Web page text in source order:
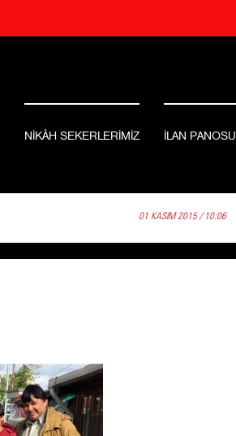
NİKÂH SEKERLERİMİZ İLAN PANOSU
01 KASIM 2015 / 10:06